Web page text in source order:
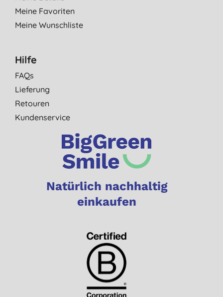
Meine Favoriten
Meine Wunschliste
Hilfe
FAQs
Lieferung
Retouren
Kundenservice
Natürlich nachhaltig
einkaufen